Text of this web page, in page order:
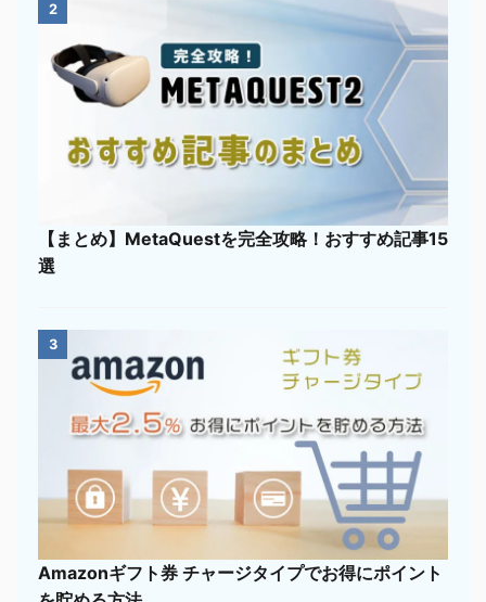
2
【まとめ】MetaQuestを完全攻略！おすすめ記事15
選
3
Amazonギフト券 チャージタイプでお得にポイント